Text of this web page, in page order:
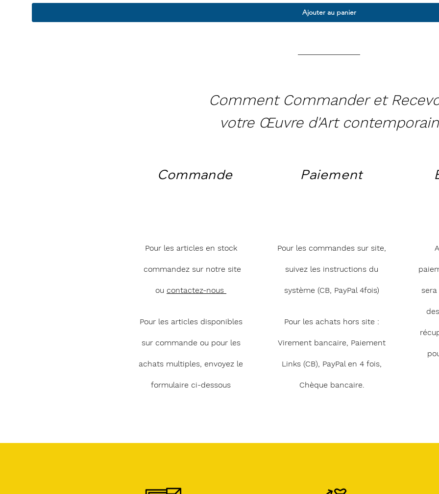
Ajouter au panier
Comment Commander et
votre Œuvre d'Art contemporain
Commande
Pour les articles en stock
commandez sur notre site
ou contactez-nous
Pour les articles disponibles
sur commande ou pour les
achats multiples, envoyez le
formulaire ci-dessous
Paiement
Pour les commandes sur site,
suivez les instructions du
système (CB, PayPal 4fois)
Pour les achats hors site :
Virement bancaire, Paiement
Links (CB), PayPal en 4 fois,
Chèque bancaire.
sera